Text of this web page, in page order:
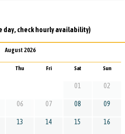
day, check hourly availability)
August 2026
Thu Fri Sat Sun
01 02
06 07 08 09
13 14 15 16